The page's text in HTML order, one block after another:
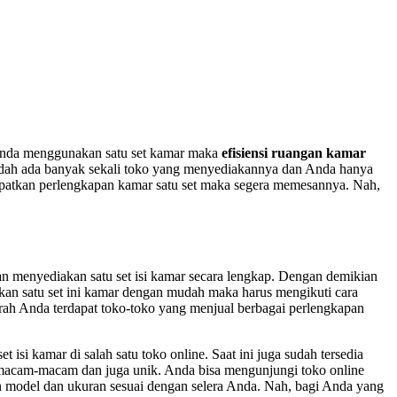
menggunakan satu set kamar maka efisiensi ruangan kamar
ada banyak sekali toko yang menyediakannya dan Anda hanya
perlengkapan kamar satu set maka segera memesannya. Nah,
satu set isi kamar secara lengkap. Dengan demikian
satu set ini kamar dengan mudah maka harus mengikuti cara
Anda terdapat toko-toko yang menjual berbagai perlengkapan
isi kamar di salah satu toko online. Saat ini juga sudah tersedia
macam dan juga unik. Anda bisa mengunjungi toko online
dan ukuran sesuai dengan selera Anda. Nah, bagi Anda yang